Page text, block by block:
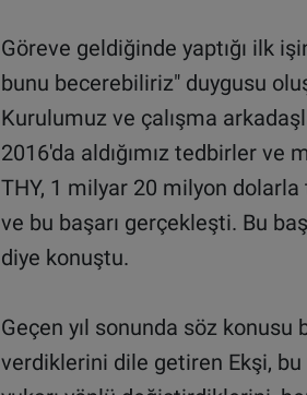
Göreve geldiğinde yaptığı ilk
bunu becerebiliriz" duygusu
Kurulumuz ve çalışma
2016'da aldığımız tedbirler ve
THY, 1 milyar 20 milyon dolarla
ve bu başarı gerçekleşti. Bu
diye konuştu.
Geçen yıl sonunda söz konusu
verdiklerini dile getiren Ekşi, bu